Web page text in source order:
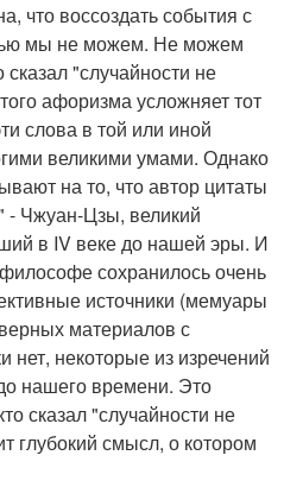
что воссоздать события с
мы не можем. Не можем
"случайности не
афоризма усложняет тот
слова в той или иной
великими умами. Однако
на то, что автор цитаты
- Чжуан-Цзы, великий
в IV веке до нашей эры. И
сохранилось очень
источники (мемуары
материалов с
нет, некоторые из изречений
нашего времени. Это
сказал "случайности не
глубокий смысл, о котором